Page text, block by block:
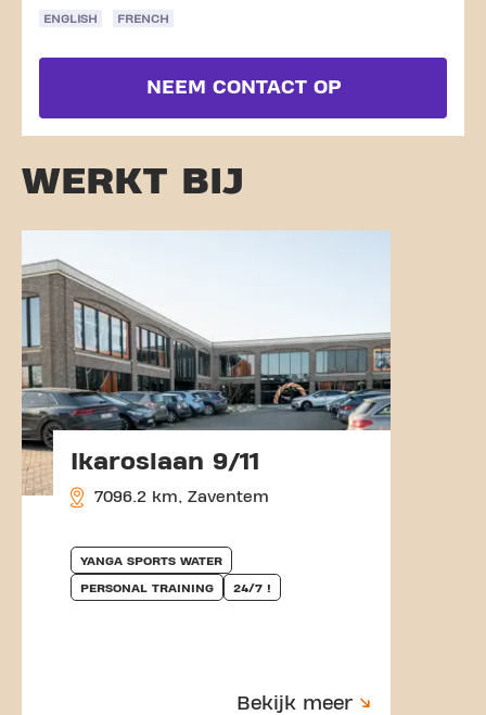
ENGLISH FRENCH
NEEM CONTACT OP
WERKT BIJ
Ikaroslaan 9/11
7096.2 km, Zaventem
YANGA SPORTS WATER
PERSONAL TRAINING 24/7 !
Bekijk meer